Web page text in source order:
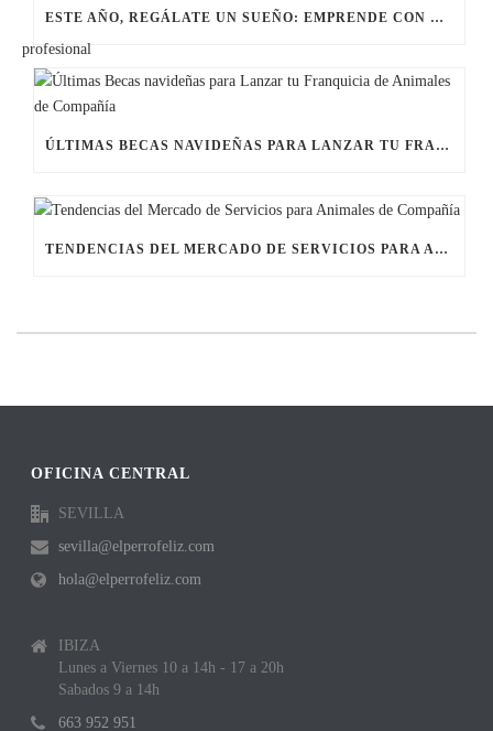
ESTE AÑO, REGÁLATE UN SUEÑO: EMPRENDE CON UNA FRANQUICIA DE EL PERRO FELIZ
ÚLTIMAS BECAS NAVIDEÑAS PARA LANZAR TU FRANQUICIA DE ANIMALES DE COMPAÑÍA
TENDENCIAS DEL MERCADO DE SERVICIOS PARA ANIMALES DE COMPAÑÍA
OFICINA CENTRAL
SEVILLA
sevilla@elperrofeliz.com
hola@elperrofeliz.com
IBIZA
Lunes a Viernes 10 a 14h - 17 a 20h
Sabados 9 a 14h
663 952 951